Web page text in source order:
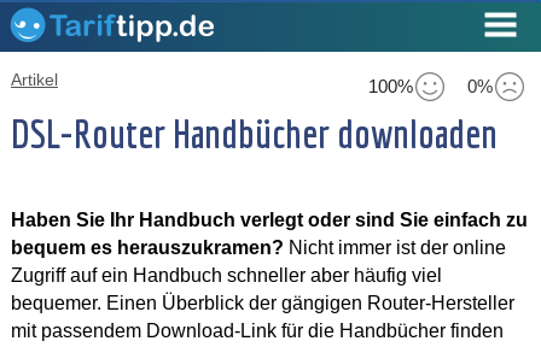
100% 0%
Artikel
DSL-Router Handbücher downloaden
Haben Sie Ihr Handbuch verlegt oder sind Sie einfach zu
bequem es herauszukramen? Nicht immer ist der online
Zugriff auf ein Handbuch schneller aber häufig viel
bequemer. Einen Überblick der gängigen Router-Hersteller
mit passendem Download-Link für die Handbücher finden